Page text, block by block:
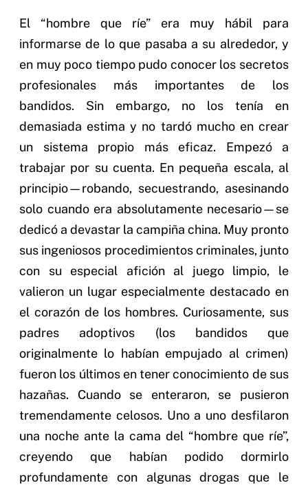
El “hombre que ríe” era muy hábil para
informarse de lo que pasaba a su alrededor, y
en muy poco tiempo pudo conocer los secretos
profesionales más importantes de los
bandidos. Sin embargo, no los tenía en
demasiada estima y no tardó mucho en crear
un sistema propio más eficaz. Empezó a
trabajar por su cuenta. En pequeña escala, al
principio—robando, secuestrando, asesinando
solo cuando era absolutamente necesario—se
dedicó a devastar la campiña china. Muy pronto
sus ingeniosos procedimientos criminales, junto
con su especial afición al juego limpio, le
valieron un lugar especialmente destacado en
el corazón de los hombres. Curiosamente, sus
padres adoptivos (los bandidos que
originalmente lo habían empujado al crimen)
fueron los últimos en tener conocimiento de sus
hazañas. Cuando se enteraron, se pusieron
tremendamente celosos. Uno a uno desfilaron
una noche ante la cama del “hombre que ríe”,
creyendo que habían podido dormirlo
profundamente con algunas drogas que le